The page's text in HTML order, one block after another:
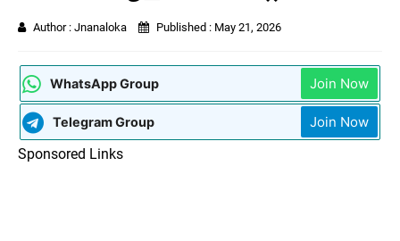
Author : Jnanaloka Published : May 21, 2026
WhatsApp Group Join Now
Telegram Group
Join Now
Sponsored Links